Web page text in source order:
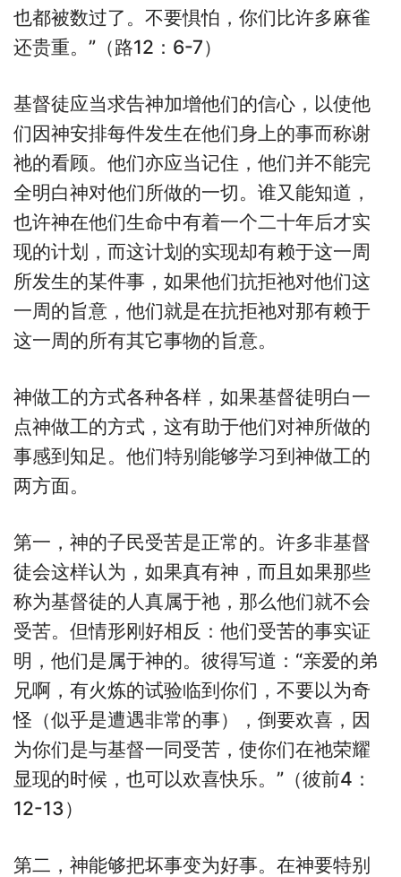
也都被数过了。不要惧怕，你们比许多麻雀
还贵重。”（路12：6-7）
基督徒应当求告神加增他们的信心，以使他
们因神安排每件发生在他们身上的事而称谢
祂的看顾。他们亦应当记住，他们并不能完
全明白神对他们所做的一切。谁又能知道，
也许神在他们生命中有着一个二十年后才实
现的计划，而这计划的实现却有赖于这一周
所发生的某件事，如果他们抗拒祂对他们这
一周的旨意，他们就是在抗拒祂对那有赖于
这一周的所有其它事物的旨意。
神做工的方式各种各样，如果基督徒明白一
点神做工的方式，这有助于他们对神所做的
事感到知足。他们特别能够学习到神做工的
两方面。
第一，神的子民受苦是正常的。许多非基督
徒会这样认为，如果真有神，而且如果那些
称为基督徒的人真属于祂，那么他们就不会
受苦。但情形刚好相反：他们受苦的事实证
明，他们是属于神的。彼得写道：“亲爱的弟
兄啊，有火炼的试验临到你们，不要以为奇
怪（似乎是遭遇非常的事），倒要欢喜，因
为你们是与基督一同受苦，使你们在祂荣耀
显现的时候，也可以欢喜快乐。”（彼前4：
12-13）
第二，神能够把坏事变为好事。在神要特别